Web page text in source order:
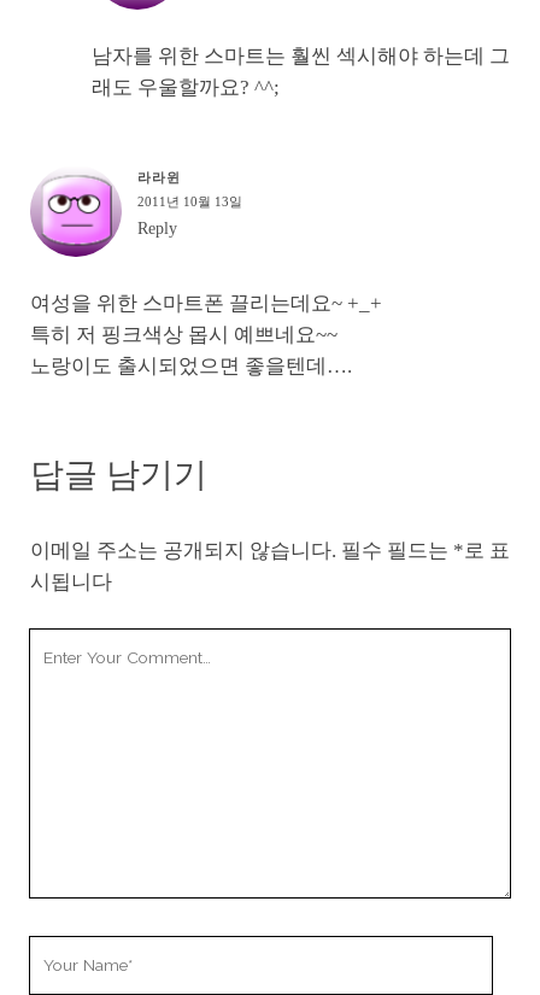
남자를 위한 스마트는 훨씬 섹시해야 하는데 그
래도 우울할까요? ^^;
라라윈
2011년 10월 13일
Reply
여성을 위한 스마트폰 끌리는데요~ +_+
특히 저 핑크색상 몹시 예쁘네요~~
노랑이도 출시되었으면 좋을텐데….
답글 남기기
이메일 주소는 공개되지 않습니다. 필수 필드는 *로 표
시됩니다